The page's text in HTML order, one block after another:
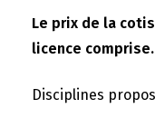
Le prix de la
licence comprise.
Disciplines